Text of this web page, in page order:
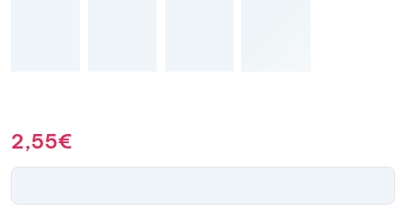
2,55€